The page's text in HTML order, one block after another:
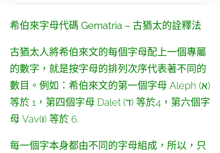
希伯來字母代碼 Gematria – 古猶太的詮釋法
古猶太人將希伯來文的每個字母配上一個專屬
的數字，就是按字母的排列次序代表著不同的
數目。例如：希伯來文的第一個字母 Aleph (א)
等於 1，第四個字母 Dalet (ד) 等於4，第六個字
母 Vav(ו) 等於 6.
每一個字本身都由不同的字母組成，所以，只